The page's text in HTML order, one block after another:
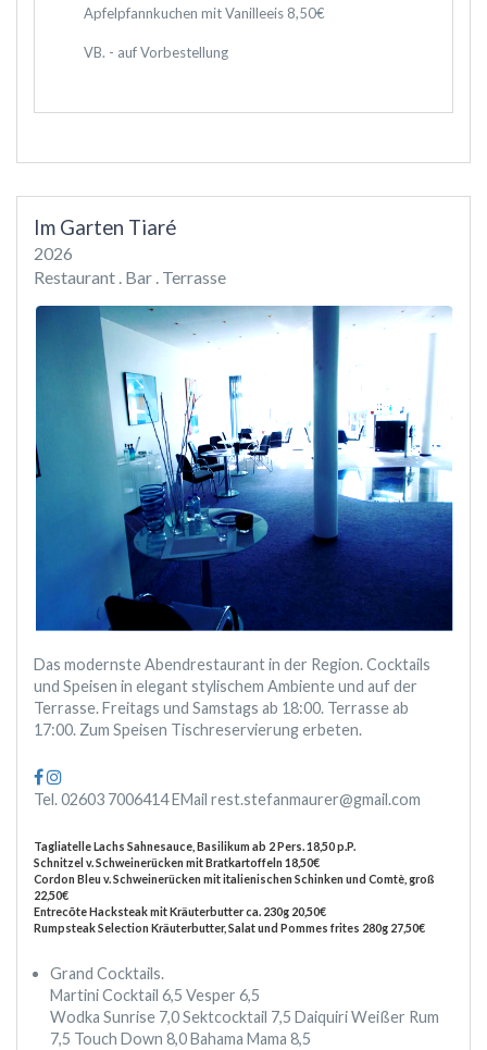
Apfelpfannkuchen mit Vanilleeis 8,50€
VB. - auf Vorbestellung
Im Garten Tiaré
2026
Restaurant . Bar . Terrasse
Das modernste Abendrestaurant in der Region. Cocktails
und Speisen in elegant stylischem Ambiente und auf der
Terrasse. Freitags und Samstags ab 18:00. Terrasse ab
17:00. Zum Speisen Tischreservierung erbeten.
Tel. 02603 7006414 EMail rest.stefanmaurer@gmail.com
Tagliatelle Lachs Sahnesauce, Basilikum ab 2 Pers. 18,50 p.P.
Schnitzel v. Schweinerücken mit Bratkartoffeln 18,50€
Cordon Bleu v. Schweinerücken mit italienischen Schinken und Comtè, groß
22,50€
Entrecōte Hacksteak mit Kräuterbutter ca. 230g 20,50€
Rumpsteak Selection Kräuterbutter, Salat und Pommes frites 280g 27,50€
Grand Cocktails.
Martini Cocktail 6,5 Vesper 6,5
Wodka Sunrise 7,0 Sektcocktail 7,5 Daiquiri Weißer Rum
7,5 Touch Down 8,0 Bahama Mama 8,5